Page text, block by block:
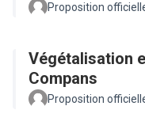
Proposition
Végétalisation
Compans
Proposition